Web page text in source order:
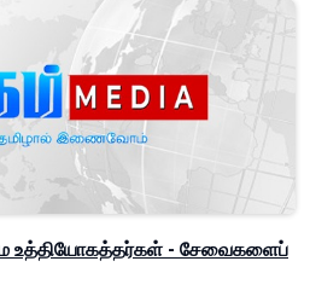
உத்தியோகத்தர்கள் - சேவைகளைப்